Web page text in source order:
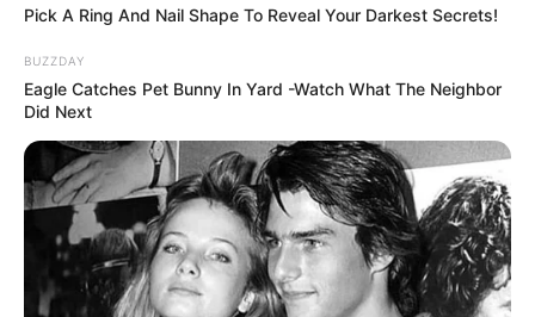
Pick A Ring And Nail Shape To Reveal Your Darkest Secrets!
BUZZDAY
Eagle Catches Pet Bunny In Yard -Watch What The Neighbor
Did Next